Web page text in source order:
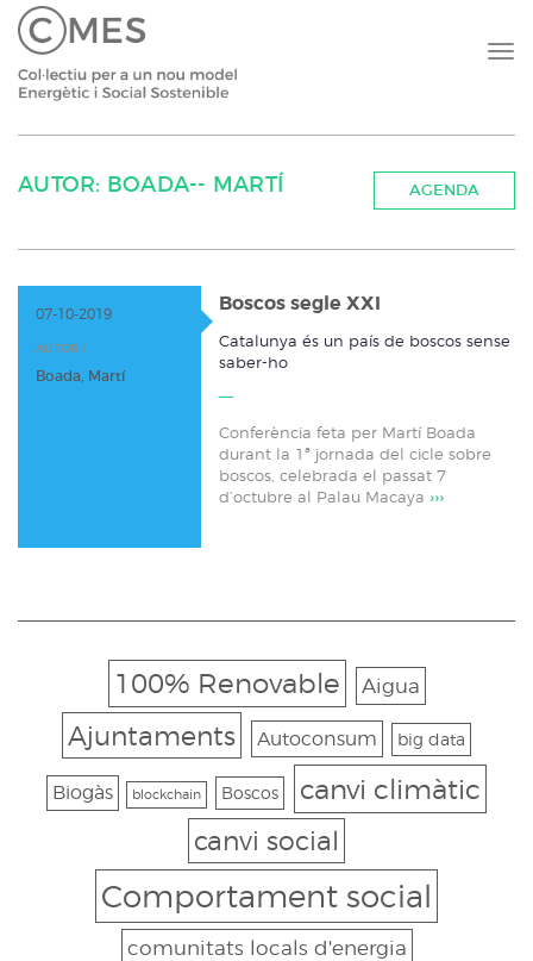
AUTOR: BOADA-- MARTÍ AGENDA
07-10-2019
AUTOR /
Boada, Martí
Boscos segle XXI
Catalunya és un país de boscos sense
saber-ho
Conferència feta per Martí Boada
durant la 1ª jornada del cicle sobre
boscos, celebrada el passat 7
d’octubre al Palau Macaya ›››
100% Renovable Aigua
Ajuntaments Autoconsum big data
Biogàs blockchain Boscos canvi climàtic
canvi social
Comportament social
comunitats locals d'energia